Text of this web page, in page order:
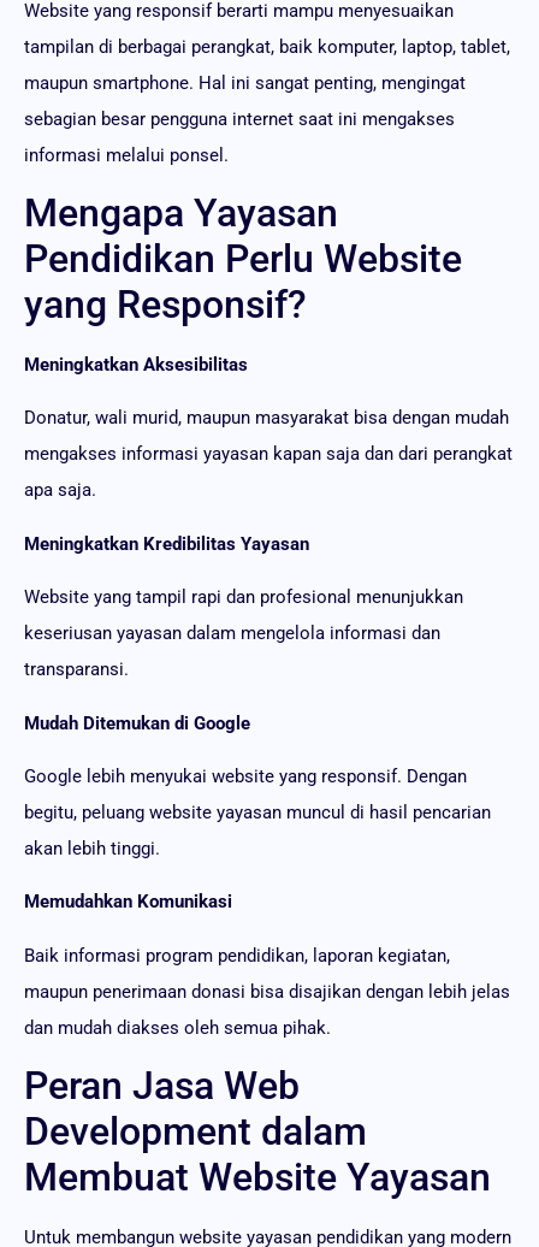
Website yang responsif berarti mampu menyesuaikan
tampilan di berbagai perangkat, baik komputer, laptop, tablet,
maupun smartphone. Hal ini sangat penting, mengingat
sebagian besar pengguna internet saat ini mengakses
informasi melalui ponsel.
Mengapa Yayasan
Pendidikan Perlu Website
yang Responsif?
Meningkatkan Aksesibilitas
Donatur, wali murid, maupun masyarakat bisa dengan mudah
mengakses informasi yayasan kapan saja dan dari perangkat
apa saja.
Meningkatkan Kredibilitas Yayasan
Website yang tampil rapi dan profesional menunjukkan
keseriusan yayasan dalam mengelola informasi dan
transparansi.
Mudah Ditemukan di Google
Google lebih menyukai website yang responsif. Dengan
begitu, peluang website yayasan muncul di hasil pencarian
akan lebih tinggi.
Memudahkan Komunikasi
Baik informasi program pendidikan, laporan kegiatan,
maupun penerimaan donasi bisa disajikan dengan lebih jelas
dan mudah diakses oleh semua pihak.
Peran Jasa Web
Development dalam
Membuat Website Yayasan
Untuk membangun website yayasan pendidikan yang modern